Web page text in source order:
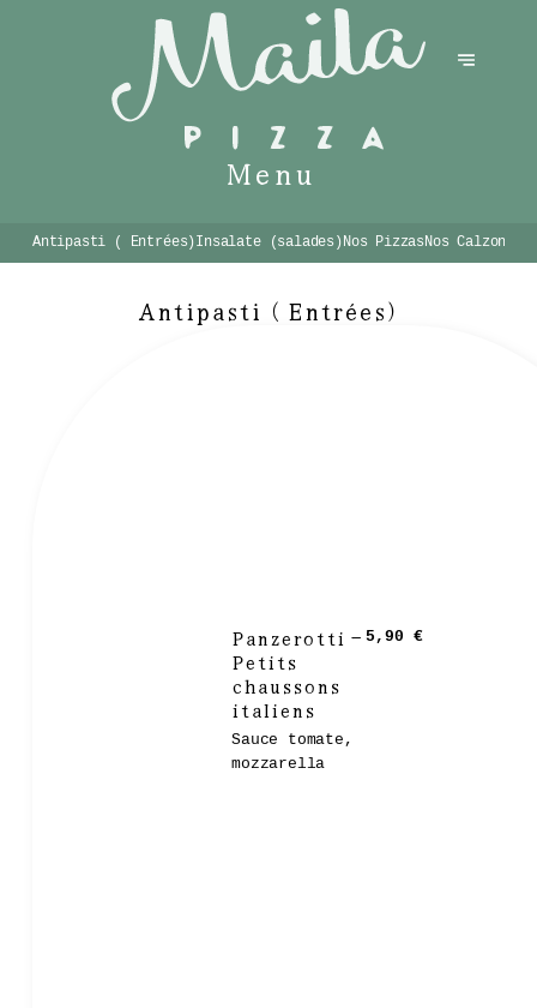
Menu
Antipasti ( Entrées) Insalate (salades) Nos PizzasNos Calzones
Antipasti ( Entrées)
Panzerotti –
Petits
chaussons
italiens
Sauce tomate,
mozzarella
5,90 €